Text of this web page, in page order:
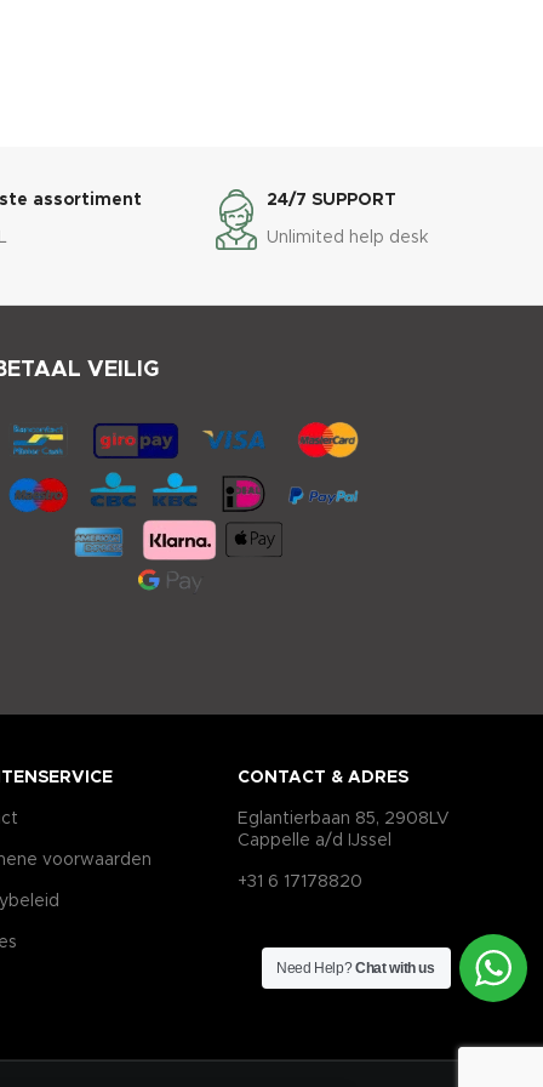
assortiment 24/7 SUPPORT
Unlimited help desk
VEILIG
voorwaarden
CONTACT & ADRES
Eglantierbaan 85, 2908LV
Cappelle a/d IJssel
+31 6 17178820
Need Help?Chat with us